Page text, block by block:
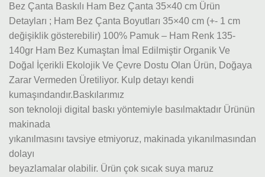
Bez Çanta Baskılı Ham Bez Çanta 35×40 cm Ürün
Detayları ; Ham Bez Çanta Boyutları 35×40 cm (+- 1 cm
değişiklik gösterebilir) 100% Pamuk – Ham Renk 135-
140gr Ham Bez Kumaştan İmal Edilmiştir Organik Ve
Doğal İçerikli Ekolojik Ve Çevre Dostu Olan Ürün, Doğaya
Zarar Vermeden Üretiliyor. Kulp detayı kendi
kumaşındandır.Baskılarımız
son teknoloji digital baskı yöntemiyle basılmaktadır Ürünün
makinada
yıkanılmasını tavsiye etmiyoruz, makinada yıkanılmasından
dolayı
beyazlamalar olabilir. Ürün çok sıcak suya maruz